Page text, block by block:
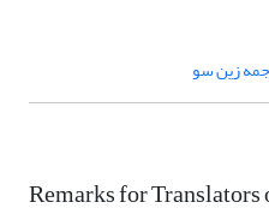
زین سو
Remarks for